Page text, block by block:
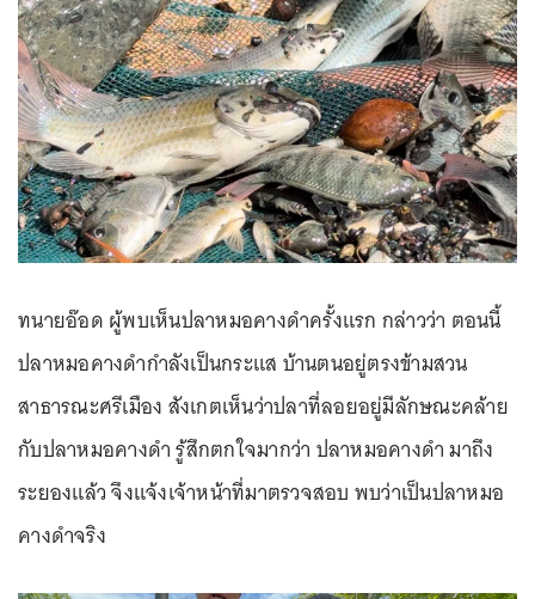
ทนายอ๊อด ผู้พบเห็นปลาหมอคางดำครั้งแรก กล่าวว่า ตอนนี้
ปลาหมอคางดำกำลังเป็นกระแส บ้านตนอยู่ตรงข้ามสวน
สาธารณะศรีเมือง สังเกตเห็นว่าปลาที่ลอยอยู่มีลักษณะคล้าย
กับปลาหมอคางดำ รู้สึกตกใจมากว่า ปลาหมอคางดำ มาถึง
ระยองแล้ว จึงแจ้งเจ้าหน้าที่มาตรวจสอบ พบว่าเป็นปลาหมอ
คางดำจริง